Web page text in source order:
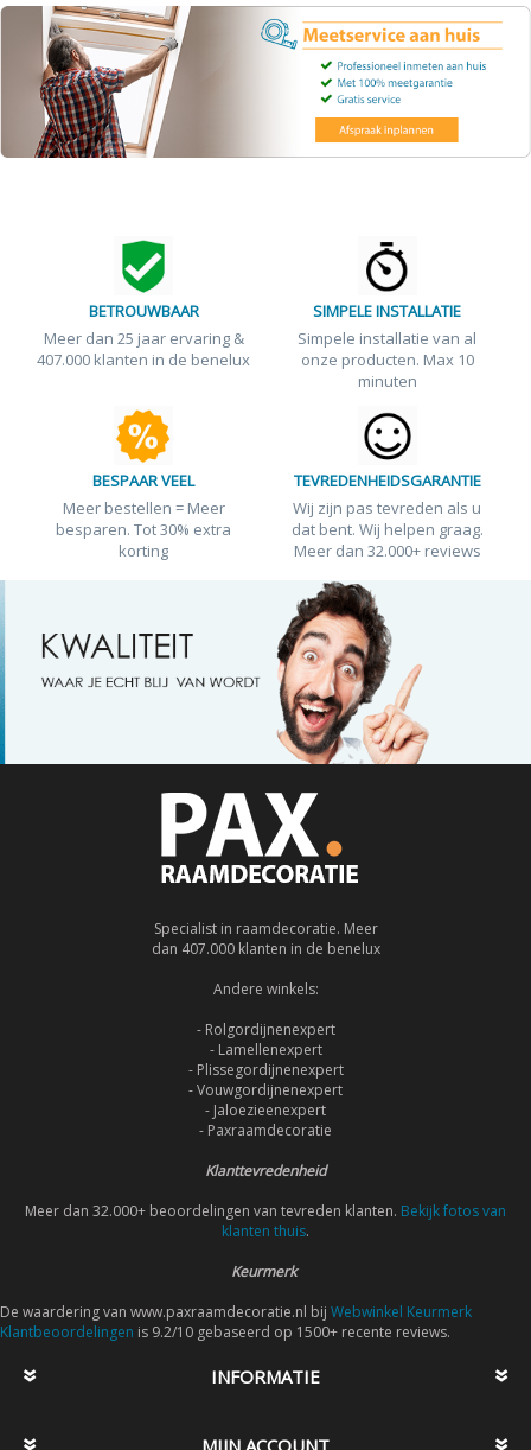
BETROUWBAAR
Meer dan 25 jaar ervaring &
407.000 klanten in de benelux
SIMPELE INSTALLATIE
Simpele installatie van al
onze producten. Max 10
minuten
BESPAAR VEEL
Meer bestellen = Meer
besparen. Tot 30% extra
korting
TEVREDENHEIDSGARANTIE
Wij zijn pas tevreden als u
dat bent. Wij helpen graag.
Meer dan 32.000+ reviews
Specialist in raamdecoratie. Meer
dan 407.000 klanten in de benelux
Andere winkels:
- Rolgordijnenexpert
- Lamellenexpert
- Plissegordijnenexpert
- Vouwgordijnenexpert
- Jaloezieenexpert
- Paxraamdecoratie
Klanttevredenheid
Meer dan 32.000+ beoordelingen van tevreden klanten. Bekijk fotos van
klanten thuis.
Keurmerk
De waardering van www.paxraamdecoratie.nl bij Webwinkel Keurmerk
Klantbeoordelingen is 9.2/10 gebaseerd op 1500+ recente reviews.
INFORMATIE